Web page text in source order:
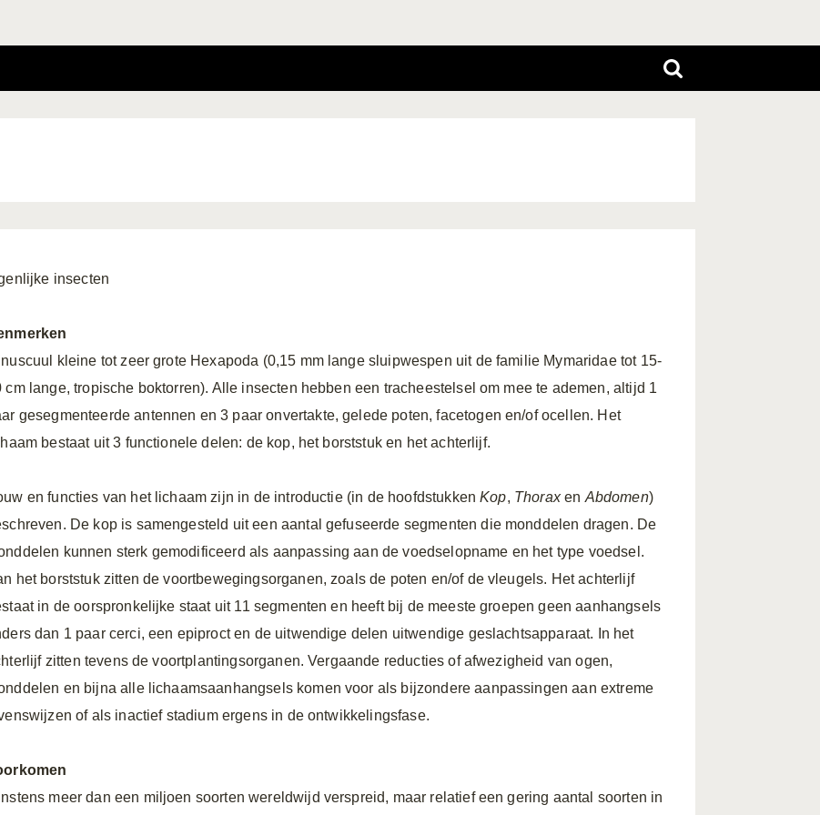
insecten
kleine tot zeer grote Hexapoda (0,15 mm lange sluipwespen uit de familie Mymaridae tot 15-
cm lange, tropische boktorren). Alle insecten hebben een tracheestelsel om mee te ademen, altijd 1
gesegmenteerde antennen en 3 paar onvertakte, gelede poten, facetogen en/of ocellen. Het
bestaat uit 3 functionele delen: de kop, het borststuk en het achterlijf.
en functies van het lichaam zijn in de introductie (in de hoofdstukkenKop, Thoraxen Abdomen)
De kop is samengesteld uit een aantal gefuseerde segmenten die monddelen dragen. De
kunnen sterk gemodificeerd als aanpassing aan de voedselopname en het type voedsel.
het borststuk zitten de voortbewegingsorganen, zoals de poten en/of de vleugels. Het achterlijf
in de oorspronkelijke staat uit 11 segmenten en heeft bij de meeste groepen geen aanhangsels
dan 1 paar cerci, een epiproct en de uitwendige delen uitwendige geslachtsapparaat. In het
zitten tevens de voortplantingsorganen. Vergaande reducties of afwezigheid van ogen,
en bijna alle lichaamsaanhangsels komen voor als bijzondere aanpassingen aan extreme
of als inactief stadium ergens in de ontwikkelingsfase.
meer dan een miljoen soorten wereldwijd verspreid, maar relatief een gering aantal soorten in